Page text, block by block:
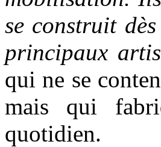
se construit
principaux
qui ne se
mais qui
quotidien.